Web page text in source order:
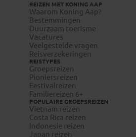
REIZEN MET KONING AAP
Waarom Koning Aap?
Bestemmingen
Duurzaam toerisme
Vacatures
Veelgestelde vragen
Reisverzekeringen
REISTYPES
Groepsreizen
Pioniersreizen
Festivalreizen
Familiereizen 6+
POPULAIRE GROEPSREIZEN
Vietnam reizen
Costa Rica reizen
Indonesie reizen
Japan reizen